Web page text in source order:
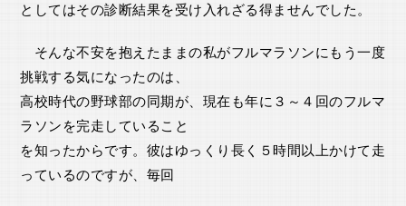
としてはその診断結果を受け入れざる得ませんでした。
そんな不安を抱えたままの私がフルマラソンにもう一度
挑戦する気になったのは、
高校時代の野球部の同期が、現在も年に３～４回のフルマ
ラソンを完走していること
を知ったからです。彼はゆっくり長く５時間以上かけて走
っているのですが、毎回